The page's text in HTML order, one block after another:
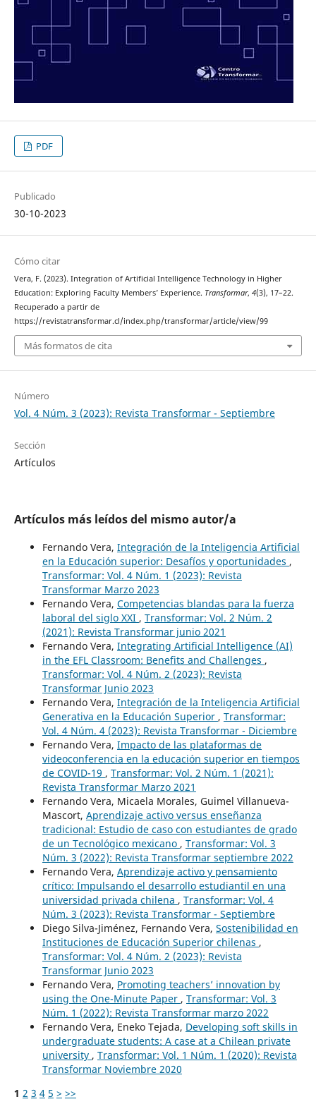
PDF
Publicado
30-10-2023
Cómo citar
Vera, F. (2023). Integration of Artificial Intelligence Technology in Higher
Education: Exploring Faculty Members’ Experience. Transformar, 4(3), 17–22.
Recuperado a partir de
https://revistatransformar.cl/index.php/transformar/article/view/99
Más formatos de cita
Número
Vol. 4 Núm. 3 (2023): Revista Transformar - Septiembre
Sección
Artículos
Artículos más leídos del mismo autor/a
Fernando Vera, Integración de la Inteligencia Artificial
en la Educación superior: Desafíos y oportunidades ,
Transformar: Vol. 4 Núm. 1 (2023): Revista
Transformar Marzo 2023
Fernando Vera, Competencias blandas para la fuerza
laboral del siglo XXI , Transformar: Vol. 2 Núm. 2
(2021): Revista Transformar junio 2021
Fernando Vera, Integrating Artificial Intelligence (AI)
in the EFL Classroom: Benefits and Challenges ,
Transformar: Vol. 4 Núm. 2 (2023): Revista
Transformar Junio 2023
Fernando Vera, Integración de la Inteligencia Artificial
Generativa en la Educación Superior , Transformar:
Vol. 4 Núm. 4 (2023): Revista Transformar - Diciembre
Fernando Vera, Impacto de las plataformas de
videoconferencia en la educación superior en tiempos
de COVID-19 , Transformar: Vol. 2 Núm. 1 (2021):
Revista Transformar Marzo 2021
Fernando Vera, Micaela Morales, Guimel Villanueva-
Mascort, Aprendizaje activo versus enseñanza
tradicional: Estudio de caso con estudiantes de grado
de un Tecnológico mexicano , Transformar: Vol. 3
Núm. 3 (2022): Revista Transformar septiembre 2022
Fernando Vera, Aprendizaje activo y pensamiento
crítico: Impulsando el desarrollo estudiantil en una
universidad privada chilena , Transformar: Vol. 4
Núm. 3 (2023): Revista Transformar - Septiembre
Diego Silva-Jiménez, Fernando Vera, Sostenibilidad en
Instituciones de Educación Superior chilenas ,
Transformar: Vol. 4 Núm. 2 (2023): Revista
Transformar Junio 2023
Fernando Vera, Promoting teachers’ innovation by
using the One-Minute Paper , Transformar: Vol. 3
Núm. 1 (2022): Revista Transformar marzo 2022
Fernando Vera, Eneko Tejada, Developing soft skills in
undergraduate students: A case at a Chilean private
university , Transformar: Vol. 1 Núm. 1 (2020): Revista
Transformar Noviembre 2020
1 2 3 4 5 > >>